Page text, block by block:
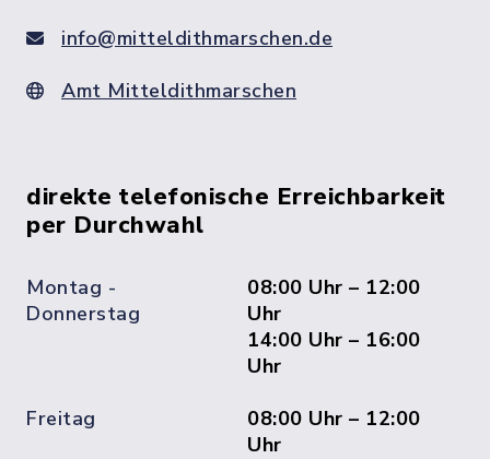
info@mitteldithmarschen.de
Amt Mitteldithmarschen
direkte telefonische Erreichbarkeit
per Durchwahl
Montag -
Donnerstag
08:00 Uhr – 12:00
Uhr
14:00 Uhr – 16:00
Uhr
Freitag
08:00 Uhr – 12:00
Uhr